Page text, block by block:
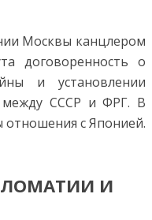
Москвы канцлером
договоренность о
и установлении
между СССР и ФРГ. В
отношения с Японией.
И